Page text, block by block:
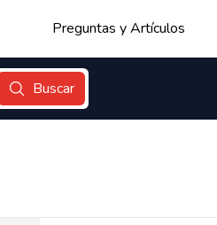
Preguntas y Artículos
Buscar